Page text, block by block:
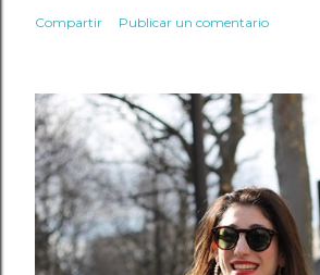
Compartir Publicar un comentario